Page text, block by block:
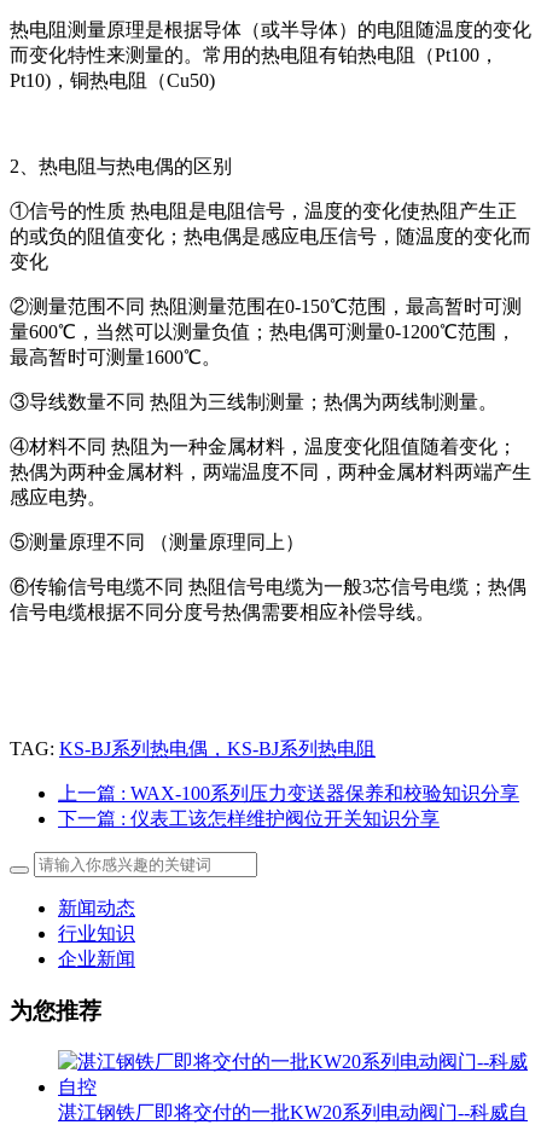
热电阻测量原理是根据导体（或半导体）的电阻随温度的变化
而变化特性来测量的。常用的热电阻有铂热电阻（Pt100，
Pt10)，铜热电阻（Cu50)
2、热电阻与热电偶的区别
①信号的性质 热电阻是电阻信号，温度的变化使热阻产生正
的或负的阻值变化；热电偶是感应电压信号，随温度的变化而
变化
②测量范围不同 热阻测量范围在0-150℃范围，最高暂时可测
量600℃，当然可以测量负值；热电偶可测量0-1200℃范围，
最高暂时可测量1600℃。
③导线数量不同 热阻为三线制测量；热偶为两线制测量。
④材料不同 热阻为一种金属材料，温度变化阻值随着变化；
热偶为两种金属材料，两端温度不同，两种金属材料两端产生
感应电势。
⑤测量原理不同 （测量原理同上）
⑥传输信号电缆不同 热阻信号电缆为一般3芯信号电缆；热偶
信号电缆根据不同分度号热偶需要相应补偿导线。
TAG: KS-BJ系列热电偶，KS-BJ系列热电阻
上一篇 : WAX-100系列压力变送器保养和校验知识分享
下一篇 : 仪表工该怎样维护阀位开关知识分享
新闻动态
行业知识
企业新闻
为您推荐
湛江钢铁厂即将交付的一批KW20系列电动阀门--科威自